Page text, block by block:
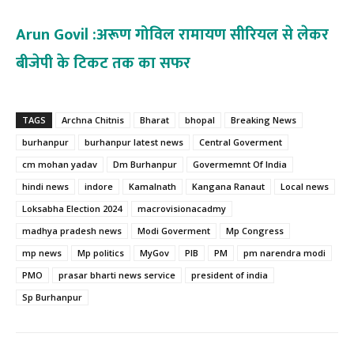
Arun Govil :अरूण गोविल रामायण सीरियल से लेकर
बीजेपी के टिकट तक का सफर
TAGS Archna Chitnis Bharat bhopal
Breaking News
burhanpur
burhanpur latest news
Central Goverment
cm mohan yadav
Dm Burhanpur
Govermemnt Of India
hindi news
indore Kamalnath Kangana Ranaut
Local news
Loksabha Election 2024
macrovisionacadmy
madhya pradesh news
Modi Goverment
Mp Congress
mp news
Mp politics MyGov PIB PM
pm narendra modi
PMO
prasar bharti news service
president of india
Sp Burhanpur